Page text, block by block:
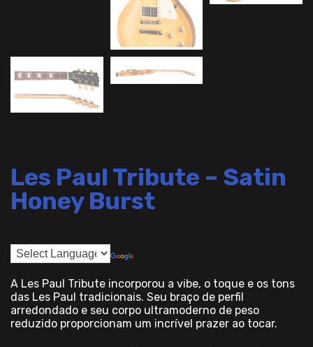
Les Paul Tribute – Satin
Honey Burst
A Les Paul Tribute incorporou a vibe, o toque e os tons
das Les Paul tradicionais. Seu braço de perfil
arredondado e seu corpo ultramoderno de peso
reduzido proporcionam um incrível prazer ao tocar.